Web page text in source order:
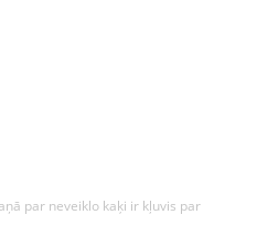
par neveiklo kaķi ir kļuvis par